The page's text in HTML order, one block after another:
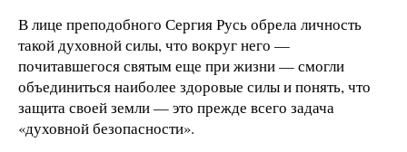
В лице преподобного Сергия Русь обрела личность
такой духовной силы, что вокруг него —
почитавшегося святым еще при жизни — смогли
объединиться наиболее здоровые силы и понять, что
защита своей земли — это прежде всего задача
«духовной безопасности».